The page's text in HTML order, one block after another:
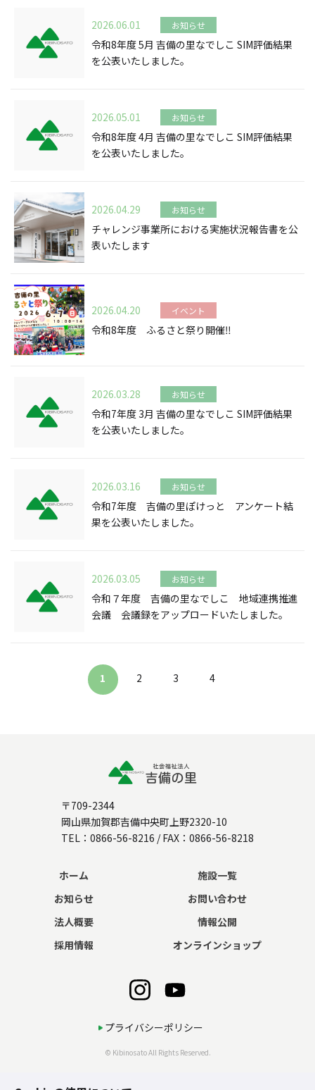
2026.06.01 お知らせ
令和8年度 5月 吉備の里なでしこ SIM評価結果
を公表いたしました。
2026.05.01 お知らせ
令和8年度 4月 吉備の里なでしこ SIM評価結果
を公表いたしました。
2026.04.29 お知らせ
チャレンジ事業所における実施状況報告書を公
表いたします
2026.04.20 イベント
令和8年度 ふるさと祭り開催‼
2026.03.28 お知らせ
令和7年度 3月 吉備の里なでしこ SIM評価結果
を公表いたしました。
2026.03.16 お知らせ
令和7年度 吉備の里ぽけっと アンケート結
果を公表いたしました。
2026.03.05 お知らせ
令和７年度 吉備の里なでしこ 地域連携推進
会議 会議録をアップロードいたしました。
1 2 3 4
〒709-2344
岡山県加賀郡吉備中央町上野2320-10
TEL： 0866-56-8216 / FAX：0866-56-8218
ホーム
施設一覧
お知らせ
お問い合わせ
法人概要
情報公開
採用情報
オンラインショップ
プライバシーポリシー
© Kibinosato All Rights Reserved.